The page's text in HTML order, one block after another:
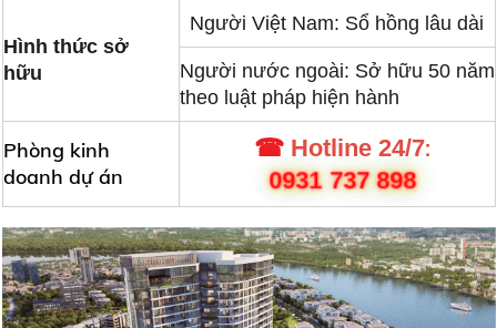
Hình thức sở
hữu
Người Việt Nam: Sổ hồng lâu dài
Người nước ngoài: Sở hữu 50 năm
theo luật pháp hiện hành
Phòng kinh
doanh dự án
☎ Hotline 24/7:
0931 737 898